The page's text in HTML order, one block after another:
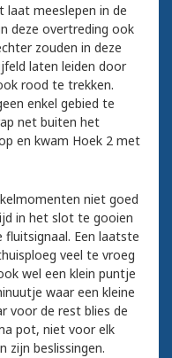
laat meeslepen in de
deze overtreding ook
zouden in deze
laten leiden door
rood te trekken.
enkel gebied te
net buiten het
en kwam Hoek 2 met
niet goed
in het slot te gooien
Een laatste
veel te vroeg
wel een klein puntje
waar een kleine
voor de rest blies de
pot, niet voor elk
zijn beslissingen.